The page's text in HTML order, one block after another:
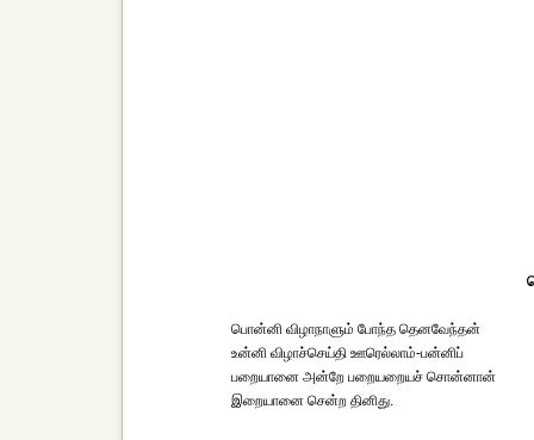
பொன்னி விழாநாளும் போந்த தெனவேந்தன்
உன்னி விழாச்செய்தி ஊரெல்லாம்-பன்னிப்
பறையானை அன்றே பறையறையச் சொன்னான்
இறையானை சென்ற தினிது.